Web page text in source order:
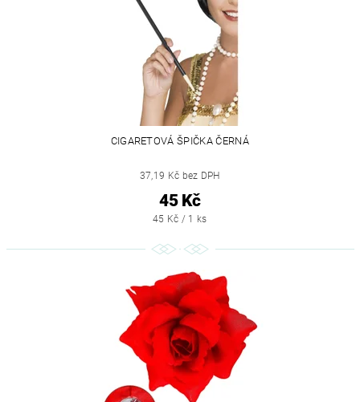
CIGARETOVÁ ŠPIČKA ČERNÁ
37,19 Kč bez DPH
45 Kč
45 Kč / 1 ks